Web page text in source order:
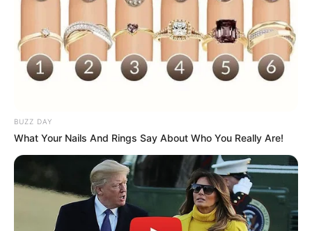
BUZZ DAY
What Your Nails And Rings Say About Who You Really Are!